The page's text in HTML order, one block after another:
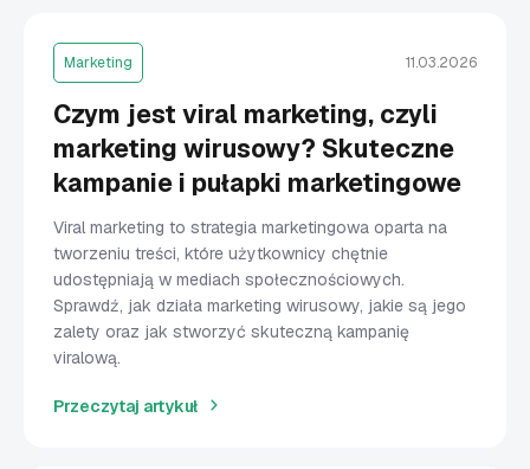
Marketing 11.03.2026
Czym jest viral marketing, czyli
marketing wirusowy? Skuteczne
kampanie i pułapki marketingowe
Viral marketing to strategia marketingowa oparta na
tworzeniu treści, które użytkownicy chętnie
udostępniają w mediach społecznościowych.
Sprawdź, jak działa marketing wirusowy, jakie są jego
zalety oraz jak stworzyć skuteczną kampanię
viralową.
Przeczytaj artykuł